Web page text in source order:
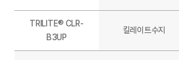
TRILITE® CLR-
B3UP
킬레이트수지